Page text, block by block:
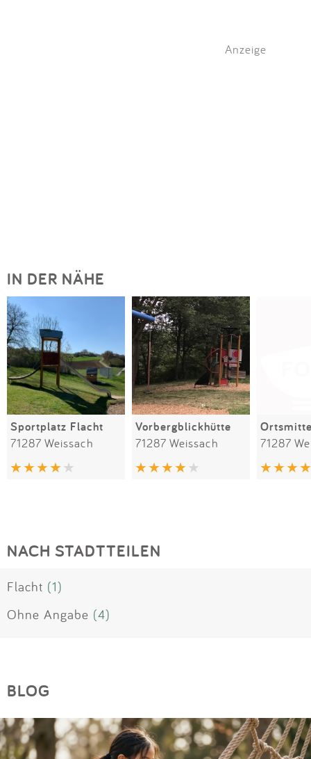
Anzeige
IN DER NÄHE
Sportplatz Flacht
71287 Weissach
Vorbergblickhütte
71287 Weissach 71287
NACH STADTTEILEN
Flacht (1)
Ohne Angabe (4)
BLOG